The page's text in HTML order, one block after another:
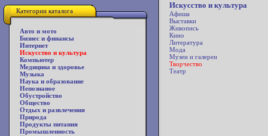
Категории каталога
Авто и мото
Бизнес и финансы
Интернет
Искусство и культура
Компьютер
Медицина и здоровье
Музыка
Наука и образование
Непознаное
Обустройство
Общество
Отдых и развлечения
Природа
Продукты питания
Промышленность
Искусство и культура
Афиша
Выставки
Живопись
Кино
Литература
Мода
Музеи и галереи
Творчество
Театр